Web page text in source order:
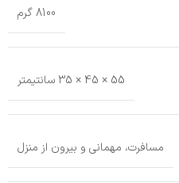
8100 گرم
55 × 45 × 35 سانتیمتر
مسافرت، مهمانی و بیرون از منزل